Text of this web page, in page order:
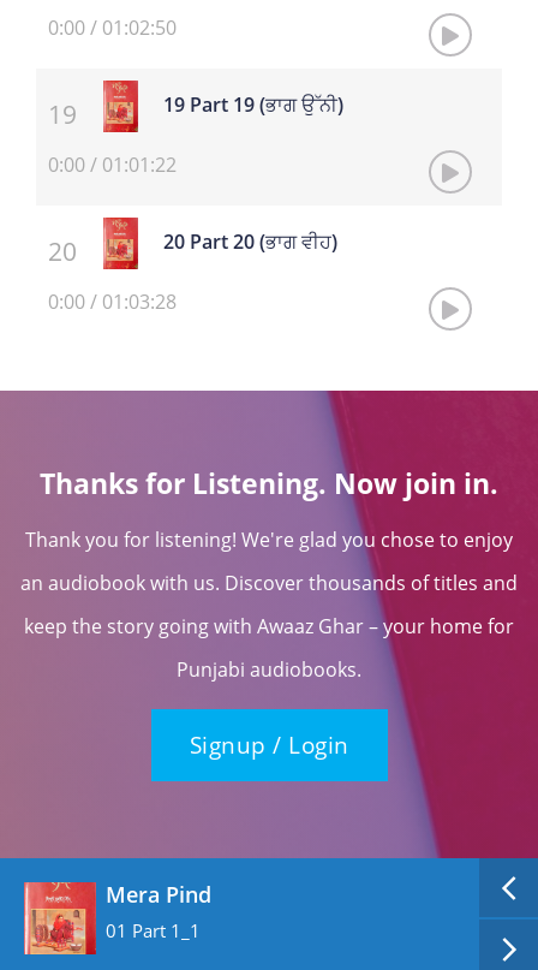
0:00/ 01:02:50
19 Part 19 (ਭਾਗ ਉੱਨੀ)
0:00/ 01:01:22
20 Part 20 (ਭਾਗ ਵੀਹ)
0:00/ 01:03:28
Thanks for Listening. Now join in.
Thank you for listening! We're glad you chose to enjoy
an audiobook with us. Discover thousands of titles and
keep the story going with Awaaz Ghar – your home for
Punjabi audiobooks.
Signup / Login
Mera Pind
01 Part 1_1